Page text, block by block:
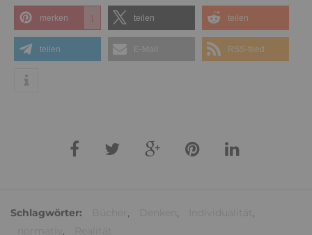
merken 1 teilen teilen
teilen E-Mail RSS-feed
Schlagwörter: